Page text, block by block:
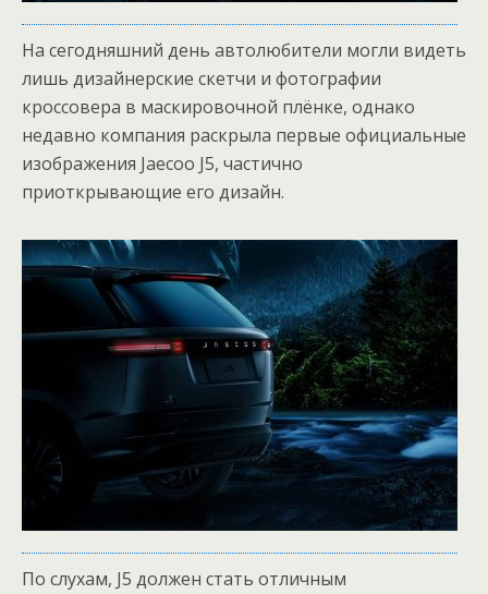
На сегодняшний день автолюбители могли видеть
лишь дизайнерские скетчи и фотографии
кроссовера в маскировочной плёнке, однако
недавно компания раскрыла первые официальные
изображения Jaecoo J5, частично
приоткрывающие его дизайн.
По слухам, J5 должен стать отличным